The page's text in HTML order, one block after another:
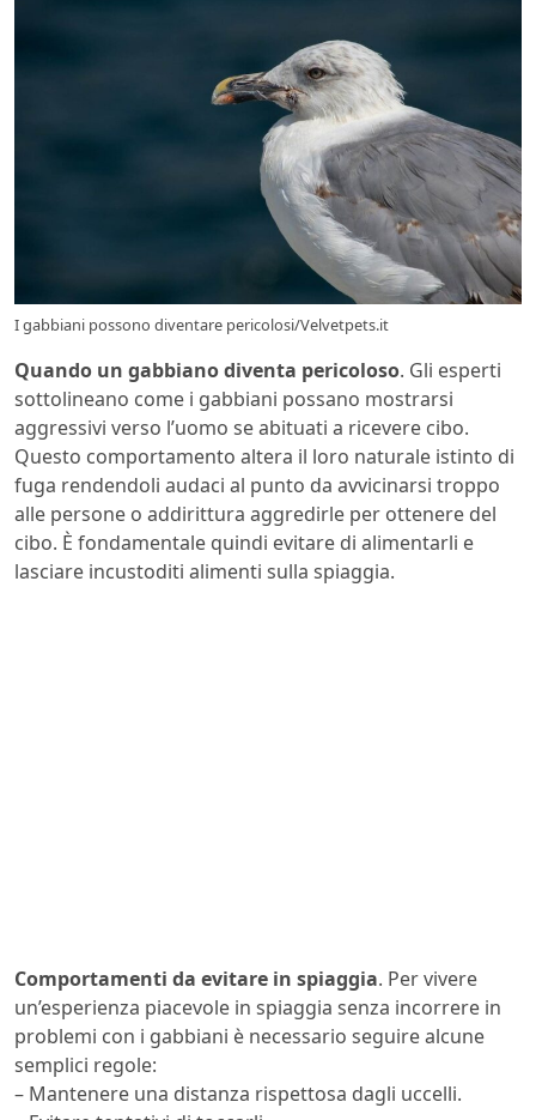
I gabbiani possono diventare pericolosi/Velvetpets.it
Quando un gabbiano diventa pericoloso. Gli esperti
sottolineano come i gabbiani possano mostrarsi
aggressivi verso l’uomo se abituati a ricevere cibo.
Questo comportamento altera il loro naturale istinto di
fuga rendendoli audaci al punto da avvicinarsi troppo
alle persone o addirittura aggredirle per ottenere del
cibo. È fondamentale quindi evitare di alimentarli e
lasciare incustoditi alimenti sulla spiaggia.
Comportamenti da evitare in spiaggia. Per vivere
un’esperienza piacevole in spiaggia senza incorrere in
problemi con i gabbiani è necessario seguire alcune
semplici regole:
– Mantenere una distanza rispettosa dagli uccelli.